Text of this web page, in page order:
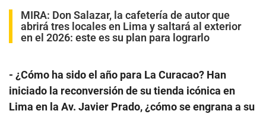
MIRA: Don Salazar, la cafetería de autor que
abrirá tres locales en Lima y saltará al exterior
en el 2026: este es su plan para lograrlo
- ¿Cómo ha sido el año para La Curacao? Han
iniciado la reconversión de su tienda icónica en
Lima en la Av. Javier Prado, ¿cómo se engrana a su